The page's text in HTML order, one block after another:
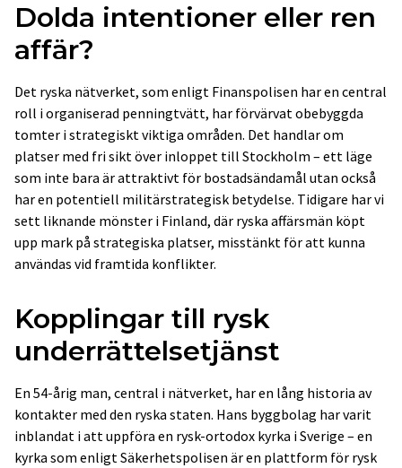
Dolda intentioner eller ren
affär?
Det ryska nätverket, som enligt Finanspolisen har en central
roll i organiserad penningtvätt, har förvärvat obebyggda
tomter i strategiskt viktiga områden. Det handlar om
platser med fri sikt över inloppet till Stockholm – ett läge
som inte bara är attraktivt för bostadsändamål utan också
har en potentiell militärstrategisk betydelse. Tidigare har vi
sett liknande mönster i Finland, där ryska affärsmän köpt
upp mark på strategiska platser, misstänkt för att kunna
användas vid framtida konflikter.
Kopplingar till rysk
underrättelsetjänst
En 54-årig man, central i nätverket, har en lång historia av
kontakter med den ryska staten. Hans byggbolag har varit
inblandat i att uppföra en rysk-ortodox kyrka i Sverige – en
kyrka som enligt Säkerhetspolisen är en plattform för rysk